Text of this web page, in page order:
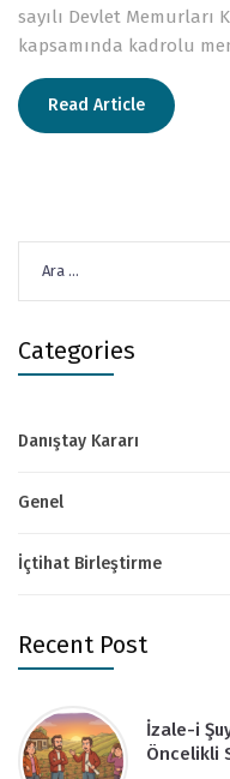
sayılı Devlet Memurları
kapsamında kadrolu
Read Article
Categories
Danıştay Kararı
Genel
İçtihat Birleştirme
Recent Post
İzale-i
Öncelikli